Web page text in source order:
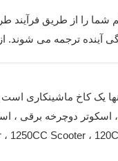
، اسکوتر دوچرخه برقی ،